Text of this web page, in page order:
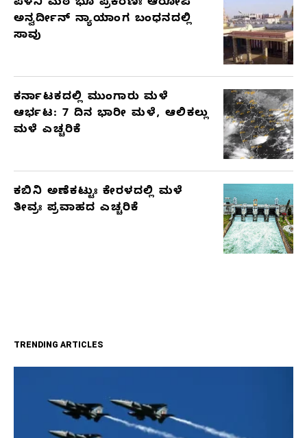
ಪಳನಿ ಮಠ ಭೂ ಪ್ರಕರಣಃ ಆರೋಪಿ
ಅನ್ವರ್ದೀನ್ ನ್ಯಾಯಾಂಗ ಬಂಧನದಲ್ಲಿ
ಸಾವು
ಕರ್ನಾಟಕದಲ್ಲಿ ಮುಂಗಾರು ಮಳೆ
ಆರ್ಭಟ: 7 ದಿನ ಭಾರೀ ಮಳೆ, ಆಲಿಕಲ್ಲು
ಮಳೆ ಎಚ್ಚರಿಕೆ
ಕಬಿನಿ ಅಣೆಕಟ್ಟುಃ ಕೇರಳದಲ್ಲಿ ಮಳೆ
ತೀವ್ರಃ ಪ್ರವಾಹದ ಎಚ್ಚರಿಕೆ
TRENDING ARTICLES